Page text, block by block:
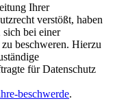
Ihrer
verstößt, haben
bei einer
beschweren. Hierzu
für Datenschutz
beschwerde.